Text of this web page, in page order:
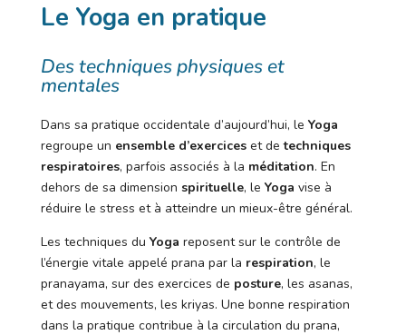
Le Yoga en pratique
Des techniques physiques et
mentales
Dans sa pratique occidentale d’aujourd’hui, le Yoga
regroupe un ensemble d’exerciceset detechniques
respiratoires, parfois associés à la méditation. En
dehors de sa dimension spirituelle, le Yoga vise à
réduire le stress et à atteindre un mieux-être général.
Les techniques du Yoga reposent sur le contrôle de
l’énergie vitale appelé prana par la respiration, le
pranayama, sur des exercices de posture, les asanas,
et des mouvements, les kriyas. Une bonne respiration
dans la pratique contribue à la circulation du prana,